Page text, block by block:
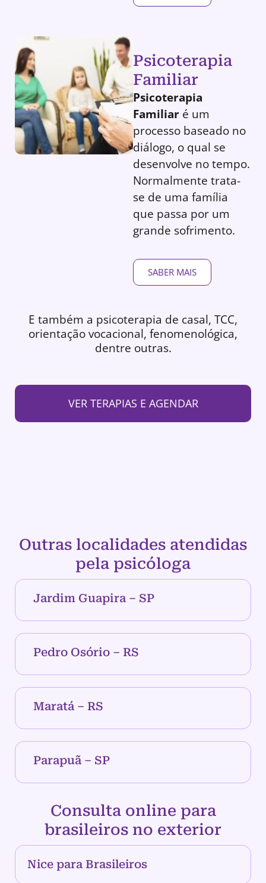
Psicoterapia
Familiar
Psicoterapia
Familiar é um
processo baseado no
diálogo, o qual se
desenvolve no tempo.
Normalmente trata-
se de uma família
que passa por um
grande sofrimento.
SABER MAIS
E também a psicoterapia de casal, TCC,
orientação vocacional, fenomenológica,
dentre outras.
VER TERAPIAS E AGENDAR
Outras localidades atendidas
pela psicóloga
Jardim Guapira – SP
Pedro Osório – RS
Maratá – RS
Parapuã – SP
Consulta online para
brasileiros no exterior
Nice para Brasileiros